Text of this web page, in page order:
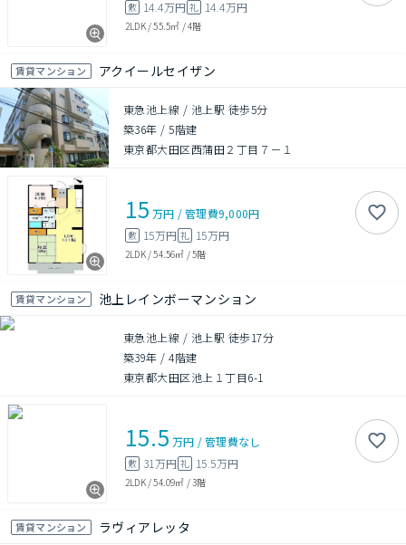
敷 14.4万円 礼 14.4万円
2LDK/55.5㎡ /4階
賃貸マンション アクイールセイザン
東急池上線 / 池上駅 徒歩5分
築36年 /5階建
東京都大田区西蒲田２丁目７－１
15 万円 /管理費9,000円
敷 15万円 礼 15万円
2LDK/54.56㎡ /5階
賃貸マンション 池上レインボーマンション
東急池上線 / 池上駅 徒歩17分
築39年 /4階建
東京都大田区池上１丁目6-1
15.5 万円 /管理費なし
敷 31万円 礼 15.5万円
2LDK/54.09㎡ /3階
賃貸マンション ラヴィアレッタ